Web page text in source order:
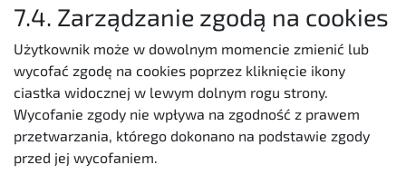
7.4. Zarządzanie zgodą na cookies
Użytkownik może w dowolnym momencie zmienić lub
wycofać zgodę na cookies poprzez kliknięcie ikony
ciastka widocznej w lewym dolnym rogu strony.
Wycofanie zgody nie wpływa na zgodność z prawem
przetwarzania, którego dokonano na podstawie zgody
przed jej wycofaniem.